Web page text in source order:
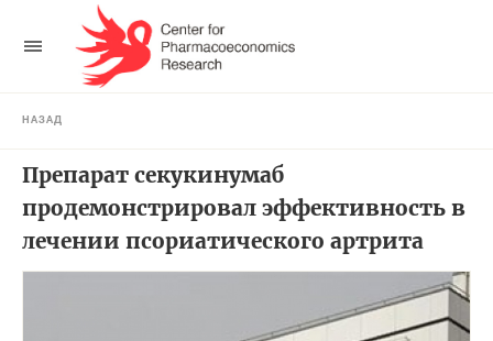
НАЗАД
Препарат секукинумаб
продемонстрировал эффективность в
лечении псориатического артрита